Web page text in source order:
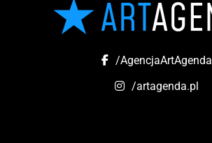
/AgencjaArtAgenda
/artagenda.pl